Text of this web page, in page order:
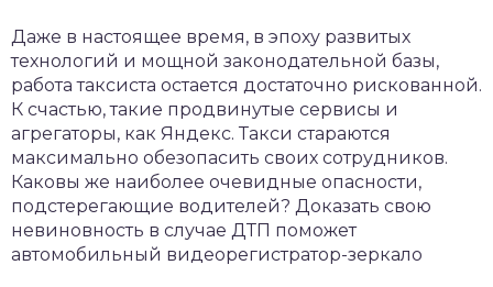
Даже в настоящее время, в эпоху развитых
технологий и мощной законодательной базы,
работа таксиста остается достаточно рискованной.
К счастью, такие продвинутые сервисы и
агрегаторы, как Яндекс. Такси стараются
максимально обезопасить своих сотрудников.
Каковы же наиболее очевидные опасности,
подстерегающие водителей? Доказать свою
невиновность в случае ДТП поможет
автомобильный видеорегистратор-зеркало